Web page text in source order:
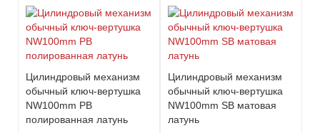
Цилиндровый механизм
обычный ключ-вертушка
NW100mm PB
полированная латунь
Цилиндровый механизм
обычный ключ-вертушка
NW100mm SB матовая
латунь